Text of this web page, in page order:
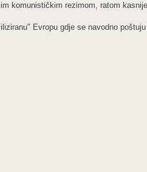
komunističkim rezimom, ratom
Evropu gdje se navodno